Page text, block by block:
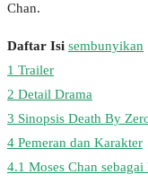
Chan.
Daftar Isi sembunyikan
1 Trailer
2 Detail Drama
3 Sinopsis Death By
4 Pemeran dan Karakter
4.1 Moses Chan